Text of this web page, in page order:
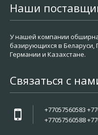
Наши
У нашей компании
базирующихся в Беларуси,
Германии и Казахстане.
Связаться с
+77057560583
+77057560588